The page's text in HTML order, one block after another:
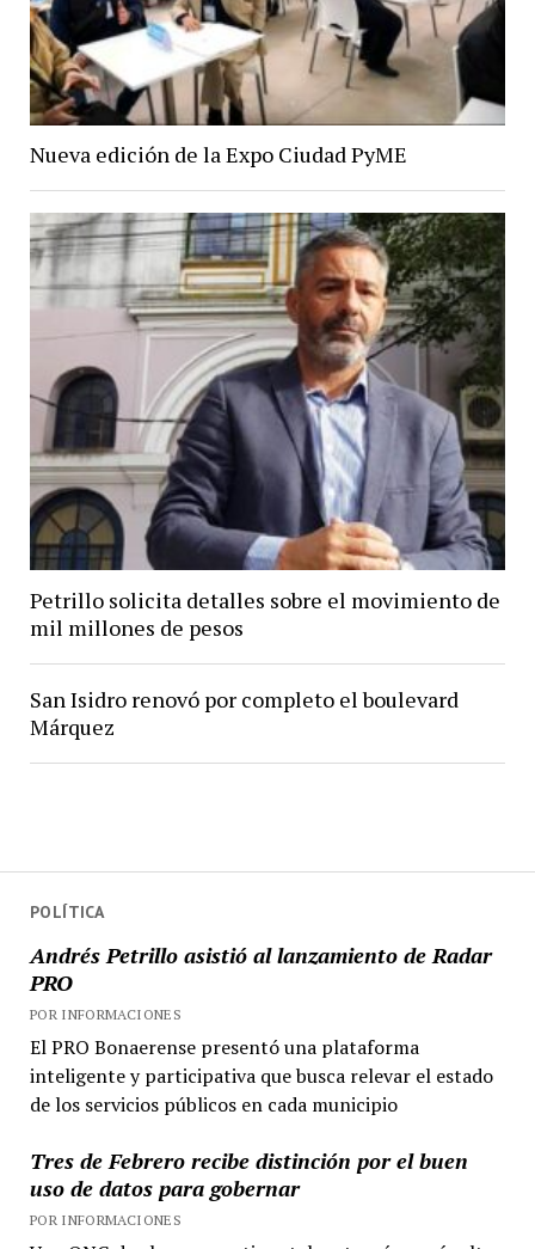
POLÍTICA
Andrés Petrillo asistió al lanzamiento de Radar
PRO
POR INFORMACIONES
El PRO Bonaerense presentó una plataforma
inteligente y participativa que busca relevar el estado
de los servicios públicos en cada municipio
Tres de Febrero recibe distinción por el buen
uso de datos para gobernar
POR INFORMACIONES
Nueva edición de la Expo Ciudad PyME
Petrillo solicita detalles sobre el movimiento de
mil millones de pesos
San Isidro renovó por completo el boulevard
Márquez